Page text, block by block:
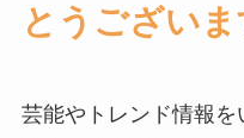
とうございま
芸能やトレンド情報